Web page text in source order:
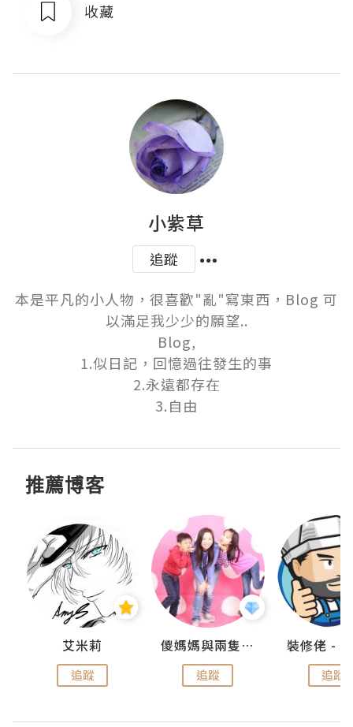
收藏
小紫草
追蹤
本是平凡的小人物，很喜歡"亂"寫東西，Blog 可
以滿足我少少的願望..
Blog,
1.似日記，回憶過往發生的事
2.永遠都存在
3.自由
推薦博客
艾米莉
追蹤
儍媽媽與兩隻小魔怪之家
追蹤 追蹤